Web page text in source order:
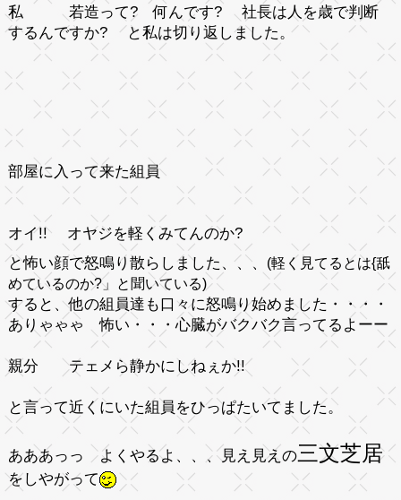
私
若造って? 何んです? 社長は人を歳で判断
するんですか?
と私は切り返しました。
部屋に入って来た組員
オイ!! オヤジを軽くみてんのか?
と怖い顔で怒鳴り散らしました、、、
(軽く見てるとは{舐
めているのか?」と聞いている)
すると、他の組員達も口々に怒鳴り始めました・・・・
ありゃゃゃ 怖い・・・心臓がバクバク言ってるよーー
親分 テェメら静かにしねぇか!!
と言って近くにいた組員をひっぱたいてました。
あああっっ よくやるよ、、、見え見えの三文芝居
をしやがって